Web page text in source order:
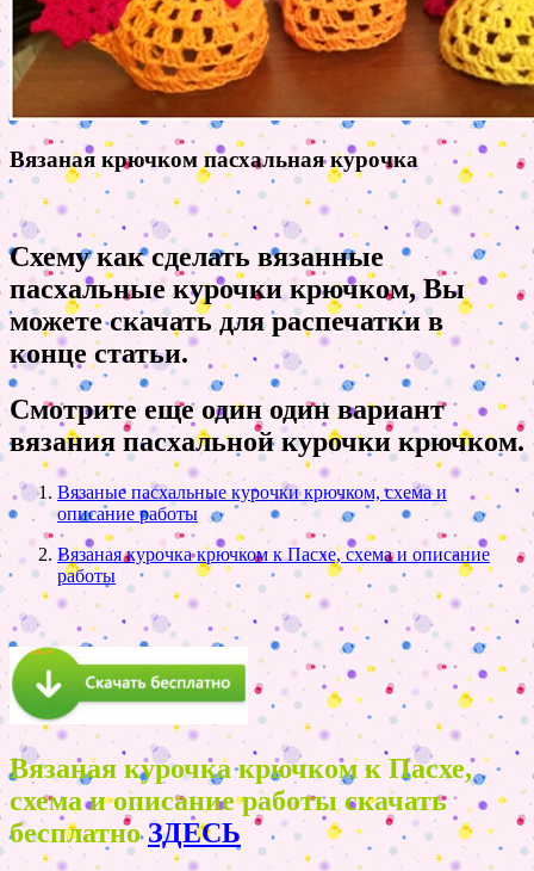
Вязаная крючком пасхальная курочка
Схему как сделать вязанные
пасхальные курочки крючком, Вы
можете скачать для распечатки в
конце статьи.
Смотрите еще один один вариант
вязания пасхальной курочки крючком.
Вязаные пасхальные курочки крючком, схема и
описание работы
Вязаная курочка крючком к Пасхе, схема и описание
работы
Вязаная курочка крючком к Пасхе,
схема и описание работы скачать
бесплатно ЗДЕСЬ